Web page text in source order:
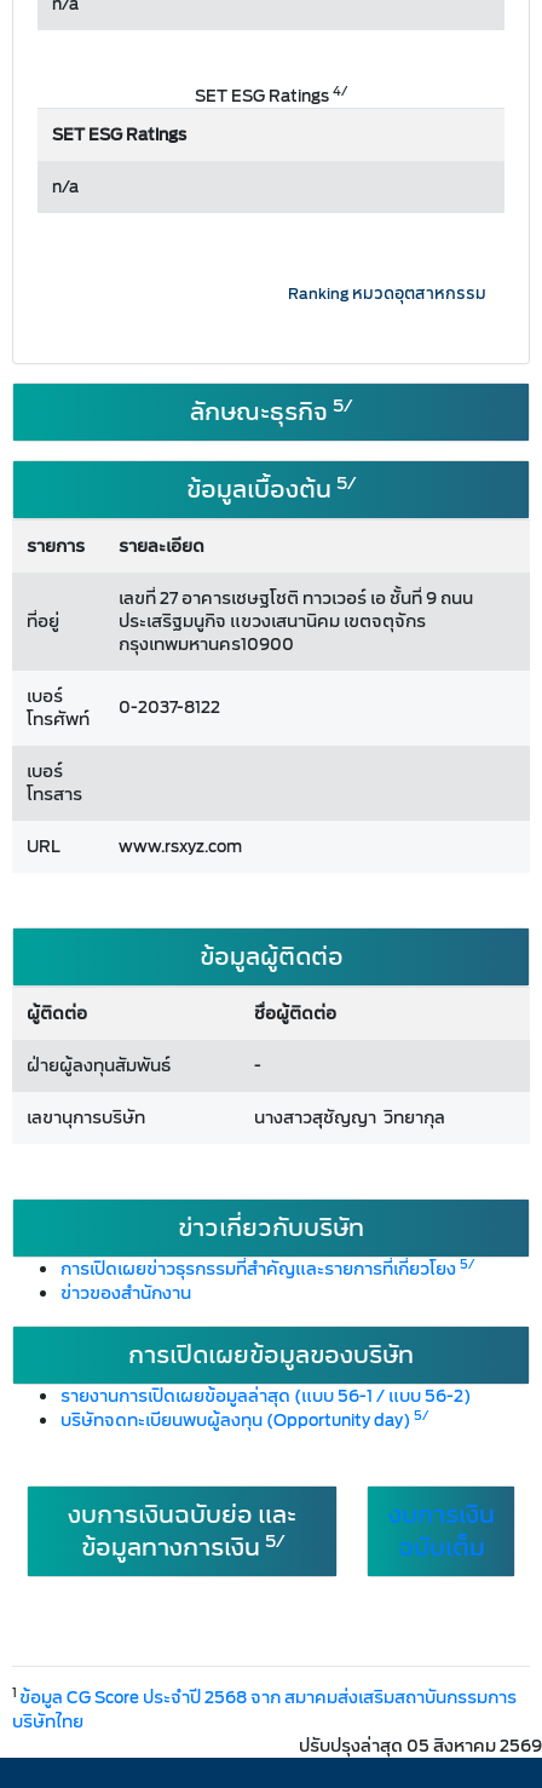
SET ESG Ratings4/
SET ESG Ratings
n/a
Ranking หมวดอุตสาหกรรม
ลักษณะธุรกิจ 5/
ข้อมูลเบื้องต้น 5/
รายการ รายละเอียด
ที่อยู่
เลขที่ 27 อาคารเชษฐโชติ ทาวเวอร์ เอ ชั้นที่ 9 ถนน
ประเสริฐมนูกิจ แขวงเสนานิคม เขตจตุจักร
กรุงเทพมหานคร10900
เบอร์
โทรศัพท์
0-2037-8122
เบอร์
โทรสาร
URL
www.rsxyz.com
ข้อมูลผู้ติดต่อ
ผู้ติดต่อ
ชื่อผู้ติดต่อ
ฝ่ายผู้ลงทุนสัมพันธ์
-
เลขานุการบริษัท
นางสาวสุุชัญญา วิทยากุล
ข่าวเกี่ยวกับบริษัท
การเปิดเผยข่าวธุรกรรมที่สำคัญและรายการที่เกี่ยวโยง5/
ข่าวของสำนักงาน
การเปิดเผยข้อมูลของบริษัท
รายงานการเปิดเผยข้อมูลล่าสุด (แบบ 56-1 / แบบ 56-2)
บริษัทจดทะเบียนพบผู้ลงทุน (Opportunity day) 5/
งบการเงินฉบับย่อ และ
ข้อมูลทางการเงิน 5/
งบการเงิน
ฉบับเต็ม
1 ข้อมูล CG Score ประจำปี 2568 จาก สมาคมส่งเสริมสถาบันกรรมการ
บริษัทไทย
ปรับปรุงล่าสุด 05 สิงหาคม 2569